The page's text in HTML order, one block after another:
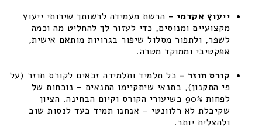
ייעוץ אקדמי – הרשת מעמידה לרשותך שירותי ייעוץ
מקצועיים ומנוסים, כדי לעזור לך להחליט מה וכמה
לשפר, ולתפור מסלול שיפור בגרויות מותאם אישית,
אפקטיבי וממוקד מטרה.
קורס חוזר – כל תלמיד ותלמידה זכאים לקורס חוזר (על
פי התקנון), בתנאי שיתקיימו התנאים – נוכחות של
לפחות 90% בשיעורי הקורס וקיום הבחינה. הציון
שקיבלת לא רלוונטי – אנחנו תמיד בעד לנסות שוב
ולהצליח יותר.